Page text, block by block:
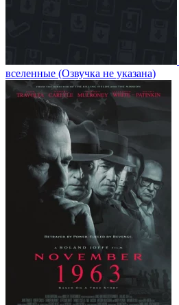
вселенные (Озвучка не указана)